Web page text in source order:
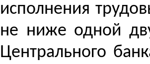
исполнения
не ниже одной
Центрального